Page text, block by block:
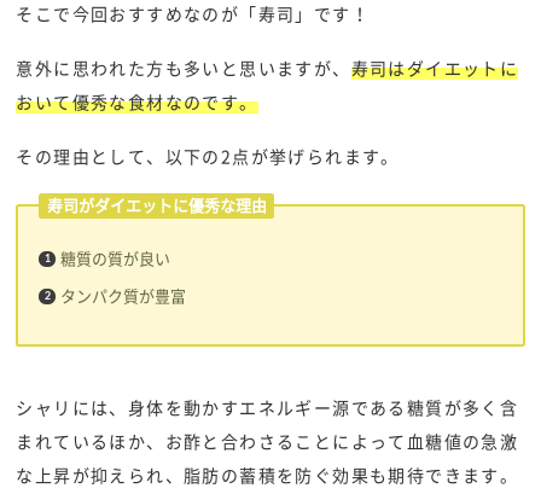
そこで今回おすすめなのが「寿司」です！
意外に思われた方も多いと思いますが、 寿司はダイエットに
おいて優秀な食材なのです。
その理由として、以下の2点が挙げられます。
寿司がダイエットに優秀な理由
糖質の質が良い
タンパク質が豊富
シャリには、身体を動かすエネルギー源である糖質が多く含
まれているほか、お酢と合わさることによって血糖値の急激
な上昇が抑えられ、脂肪の蓄積を防ぐ効果も期待できます。